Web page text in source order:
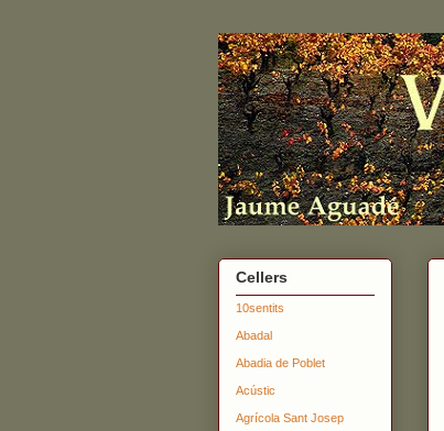
Cellers
10sentits
Abadal
Abadia de Poblet
Acústic
Agrícola Sant Josep